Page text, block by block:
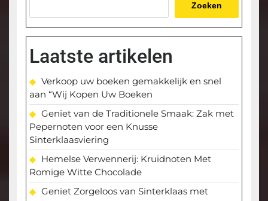
Zoeken
Laatste artikelen
Verkoop uw boeken gemakkelijk en snel
aan “Wij Kopen Uw Boeken
Geniet van de Traditionele Smaak: Zak met
Pepernoten voor een Knusse
Sinterklaasviering
Hemelse Verwennerij: Kruidnoten Met
Romige Witte Chocolade
Geniet Zorgeloos van Sinterklaas met